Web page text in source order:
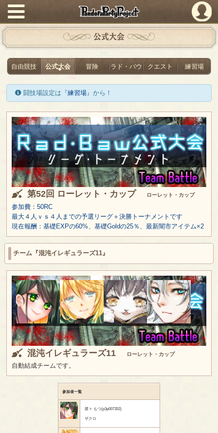
PandoraPartyProject
公式大会
自由競技 公式大会 冒険 ラド・バウ クエスト 練習場
闘技場設定は『練習場』から！
第52回 ローレット・カップ ローレット・カップ
参加費：50RC
最大４人ｖｓ４人までの予選リーグ＋決勝トーナメントです
現在報酬：基礎EXPの60%、基礎Goldの25％、最新闇市アイテム×2
チーム『混沌イレギュラーズ11』
混沌イレギュラーズ11 ローレット・カップ
自動結成チームです。
参加者一覧
襞々 もつ(p3p007352)
ザクロ